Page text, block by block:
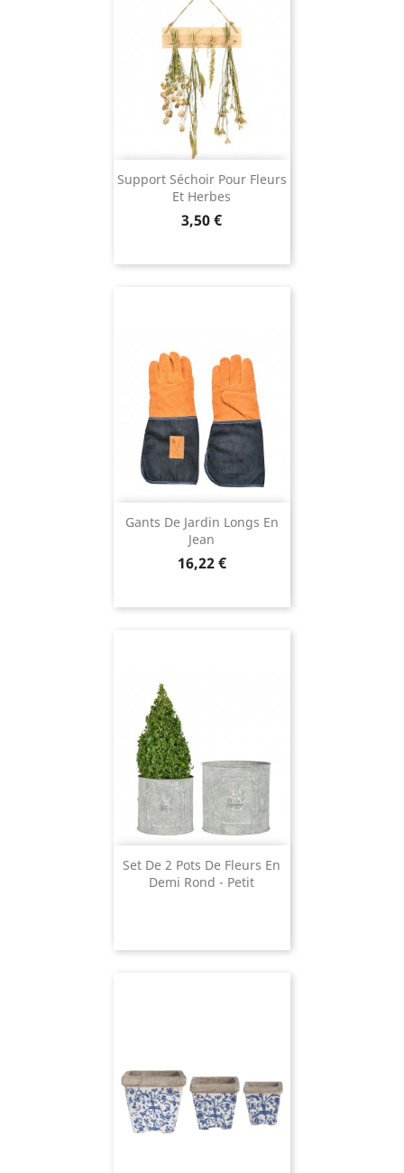
Support Séchoir Pour Fleurs
Et Herbes
Prix
3,50 €
Gants De Jardin Longs En
Jean
Prix
16,22 €
Set De 2 Pots De Fleurs En
Demi Rond - Petit